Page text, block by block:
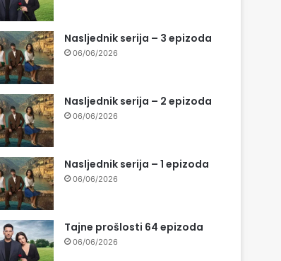
Nasljednik serija – 3 epizoda
06/06/2026
Nasljednik serija – 2 epizoda
06/06/2026
Nasljednik serija – 1 epizoda
06/06/2026
Tajne prošlosti 64 epizoda
06/06/2026